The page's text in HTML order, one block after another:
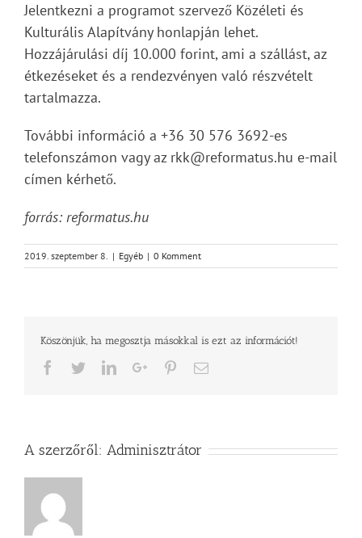
Jelentkezni a programot szervező Közéleti és
Kulturális Alapítvány honlapján lehet.
Hozzájárulási díj 10.000 forint, ami a szállást, az
étkezéseket és a rendezvényen való részvételt
tartalmazza.
További információ a +36 30 576 3692-es
telefonszámon vagy az rkk@reformatus.hu e-mail
címen kérhető.
forrás: reformatus.hu
2019. szeptember 8. | Egyéb | 0 Komment
Köszönjük, ha megosztja másokkal is ezt az információt!
Facebook
TwitterLinkedInGoogle+PinterestEmail
A szerzőről: Adminisztrátor